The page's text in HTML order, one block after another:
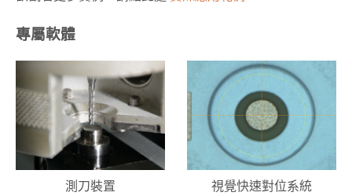
專屬軟體
測刀裝置 視覺快速對位系統